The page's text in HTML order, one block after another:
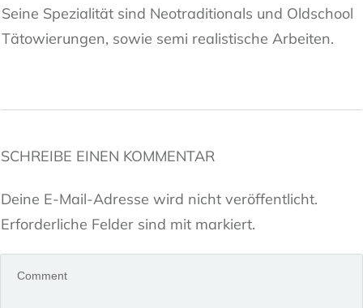
Seine Spezialität sind Neotraditionals und Oldschool
Tätowierungen, sowie semi realistische Arbeiten.
SCHREIBE EINEN KOMMENTAR
Deine E-Mail-Adresse wird nicht veröffentlicht.
Erforderliche Felder sind mit markiert.